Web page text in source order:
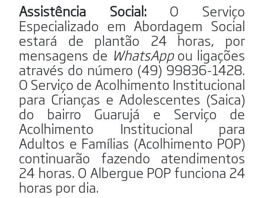
Assistência Social: O Serviço
Especializado em Abordagem Social
estará de plantão 24 horas, por
mensagens de WhatsAppou ligações
através do número (49) 99836-1428.
O Serviço de Acolhimento Institucional
para Crianças e Adolescentes (Saica)
do bairro Guarujá e Serviço de
Acolhimento Institucional para
Adultos e Famílias (Acolhimento POP)
continuarão fazendo atendimentos
24 horas. O Albergue POP funciona 24
horas por dia.